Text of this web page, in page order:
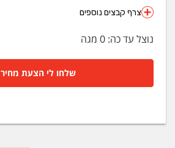
צרף קבצים נוספים
נוצל עד כה: 0 מגה
שלחו לי הצעת מחיר